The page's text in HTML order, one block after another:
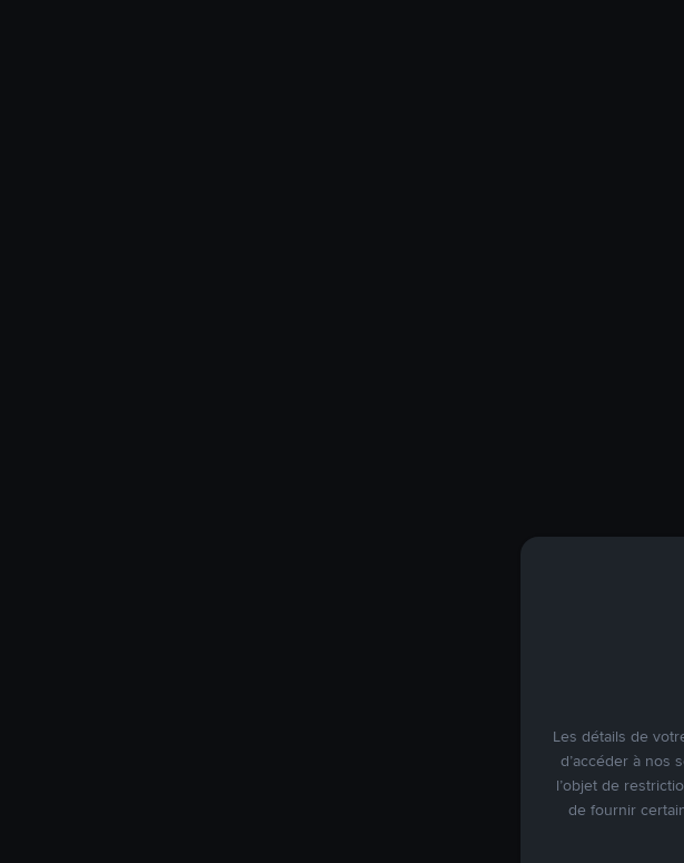
Les détails de
d’accéder à nos
l’objet de
de fournir